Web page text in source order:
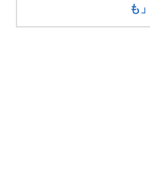
も